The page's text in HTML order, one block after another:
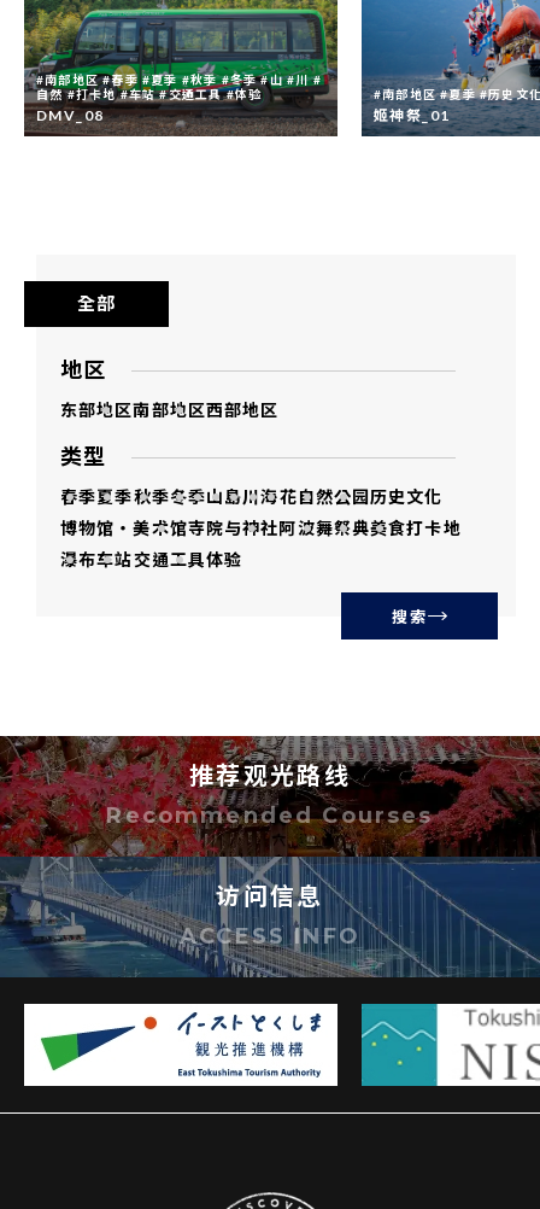
本影集内所有影像，著作权属于德岛县或著
作权人本人。同意影像素材用于1.之目的不
代表放弃影像之著作权。
连、与犯罪行为关连之用途及其他违法用
途。
未经加工或经二次加工之本影集内影像，不
得向第三者贩卖、分发、转让、借出、发
复制及下载本影集内影像，即表示同意本使
用条款。
使用本影集内影像的风险须由使用者自行承
担。德岛县不为使用本影集内影像所招致的
#南部地区 #春季 #夏季 #秋季 #冬季 #山 #川 #
自然 #打卡地 #车站 #交通工具 #体验
DMV_08
#南部地区 #夏季 #历史文
姬神祭_01
全部
地区
东部地区南部地区西部地区
类型
春季夏季秋季冬季山島川海花自然公园历史文化
博物馆・美术馆寺院与神社阿波舞祭典美食打卡地
瀑布车站交通工具体验
搜索
推荐观光路线
Recommended Courses
访问信息
ACCESS INFO